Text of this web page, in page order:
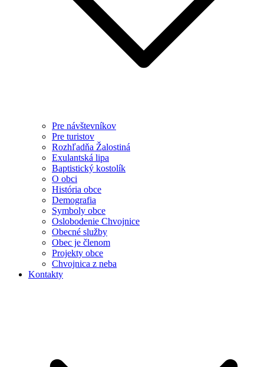
Pre návštevníkov
Pre turistov
Rozhľadňa Žalostiná
Exulantská lipa
Baptistický kostolík
O obci
História obce
Demografia
Symboly obce
Oslobodenie Chvojnice
Obecné služby
Obec je členom
Projekty obce
Chvojnica z neba
Kontakty